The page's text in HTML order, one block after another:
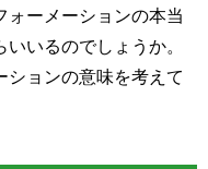
ォーメーションの本当
いるのでしょうか。
ションの意味を考えて